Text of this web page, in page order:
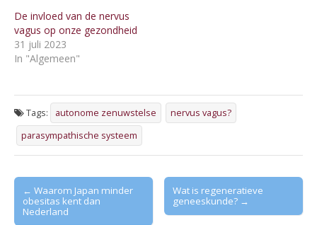
De invloed van de nervus
vagus op onze gezondheid
31 juli 2023
In "Algemeen"
Tags: autonome zenuwstelse
nervus vagus?
parasympathische systeem
Post
navigation
← Waarom Japan minder
obesitas kent dan
Nederland
Wat is regeneratieve
geneeskunde? →